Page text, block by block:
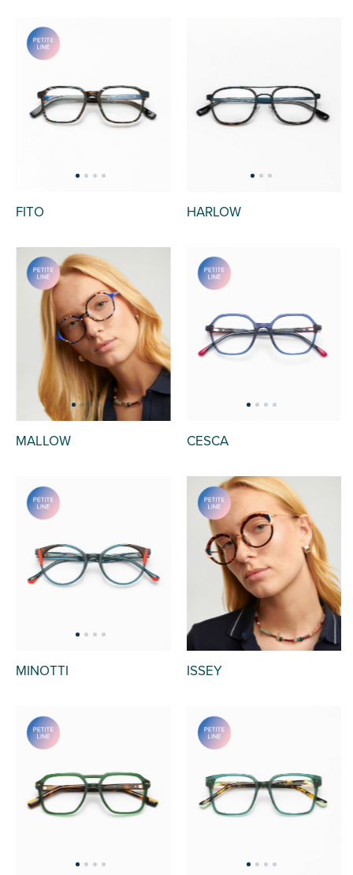
FITO HARLOW
MALLOW CESCA
MINOTTI ISSEY